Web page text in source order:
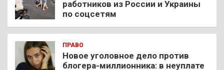
работников из России и Украины
по соцсетям
ПРАВО
Новое уголовное дело против
блогера-миллионника: в неуплате